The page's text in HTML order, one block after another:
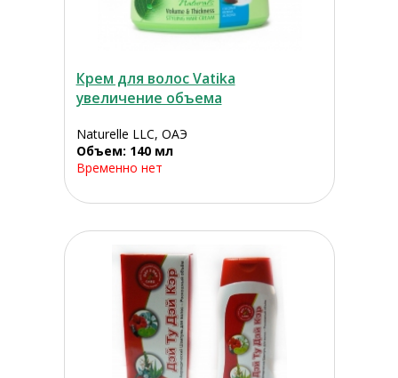
Крем для волос Vatika
увеличение объема
Naturelle LLC, ОАЭ
Объем: 140 мл
Временно нет